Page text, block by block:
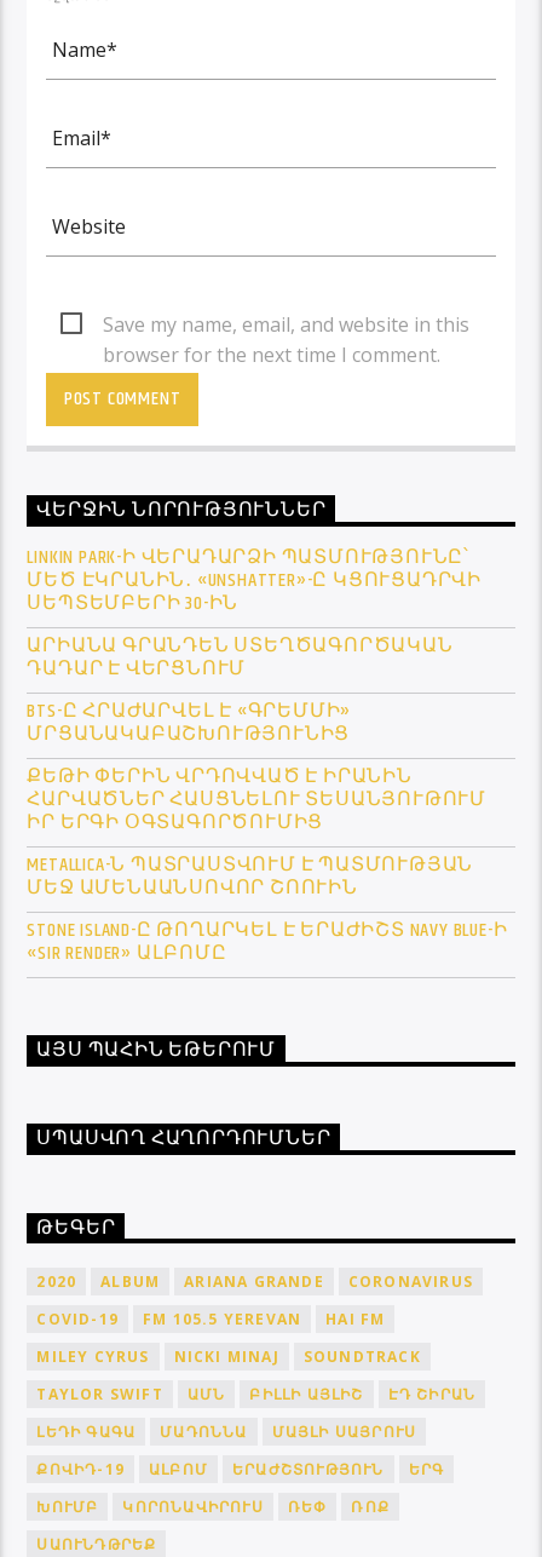
Save my name, email, and website in this
browser for the next time I comment.
ՎԵՐՋԻՆ ՆՈՐՈՒԹՅՈՒՆՆԵՐ
LINKIN PARK-Ի ՎԵՐԱԴԱՐՁԻ ՊԱՏՄՈՒԹՅՈՒՆԸ՝
ՄԵԾ ԷԿՐԱՆԻՆ․ «UNSHATTER»-Ը ԿՑՈՒՑԱԴՐՎԻ
ՍԵՊՏԵՄԲԵՐԻ 30-ԻՆ
ԱՐԻԱՆԱ ԳՐԱՆԴԵՆ ՍՏԵՂԾԱԳՈՐԾԱԿԱՆ
ԴԱԴԱՐ Է ՎԵՐՑՆՈՒՄ
BTS-Ը ՀՐԱԺԱՐՎԵԼ Է «ԳՐԵՄՄԻ»
ՄՐՑԱՆԱԿԱԲԱՇԽՈՒԹՅՈՒՆԻՑ
ՔԵԹԻ ՓԵՐԻՆ ՎՐԴՈՎՎԱԾ Է ԻՐԱՆԻՆ
ՀԱՐՎԱԾՆԵՐ ՀԱՍՑՆԵԼՈՒ ՏԵՍԱՆՅՈՒԹՈՒՄ
ԻՐ ԵՐԳԻ ՕԳՏԱԳՈՐԾՈՒՄԻՑ
METALLICA-Ն ՊԱՏՐԱՍՏՎՈՒՄ Է ՊԱՏՄՈՒԹՅԱՆ
ՄԵՋ ԱՄԵՆԱԱՆՍՈՎՈՐ ՇՈՈՒԻՆ
STONE ISLAND-Ը ԹՈՂԱՐԿԵԼ Է ԵՐԱԺԻՇՏ NAVY BLUE-Ի
«SIR RENDER» ԱԼԲՈՄԸ
ԱՅՍ ՊԱՀԻՆ ԵԹԵՐՈՒՄ
ՍՊԱՍՎՈՂ ՀԱՂՈՐԴՈՒՄՆԵՐ
ԹԵԳԵՐ
2020 ALBUM ARIANA GRANDE
CORONAVIRUS
COVID-19
FM 105.5 YEREVAN
HAI FM
MILEY CYRUS
NICKI MINAJ
SOUNDTRACK
TAYLOR SWIFT
ԱՄՆ ԲԻԼԼԻ ԱՅԼԻՇ
ԷԴ ՇԻՐԱՆ
ԼԵԴԻ ԳԱԳԱ
ՄԱԴՈՆՆԱ
ՄԱՅԼԻ ՍԱՅՐՈՒՍ
ՔՈՎԻԴ-19
ԱԼԲՈՄ ԵՐԱԺՇՏՈՒԹՅՈՒՆ
ԵՐԳ
ԽՈՒՄԲ
ԿՈՐՈՆԱՎԻՐՈՒՍ ՌԵՓ
ՌՈՔ
ՍԱՈՒՆԴԹՐԵՔ